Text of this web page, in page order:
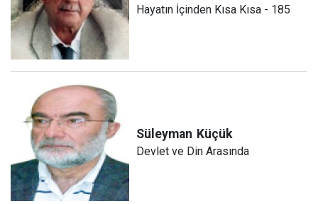
Hayatın İçinden Kısa Kısa - 185
Süleyman Küçük
Devlet ve Din Arasında